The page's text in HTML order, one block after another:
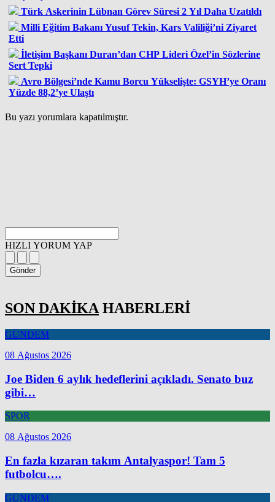
Türk Askerinin Lübnan Görev Süresi 2 Yıl Daha Uzatıldı
Milli Eğitim Bakanı Yusuf Tekin, Kars Valiliği’ni Ziyaret
Etti
İletişim Başkanı Duran’dan CHP Lideri Özel’in Sözlerine
Sert Tepki
Avro Bölgesi’nde Kamu Borcu Yükselişte: GSYH’ye Oranı
Yüzde 88,2’ye Ulaştı
Bu yazı yorumlara kapatılmıştır.
HIZLI YORUM YAP
Gönder
SON DAKİKA HABERLERİ
GÜNDEM
08 Ağustos 2026
Joe Biden 6 aylık hedeflerini açıkladı. Senato buz
gibi…
SPOR
08 Ağustos 2026
En fazla kızaran takım Antalyaspor! Tam 5
futbolcu….
GÜNDEM